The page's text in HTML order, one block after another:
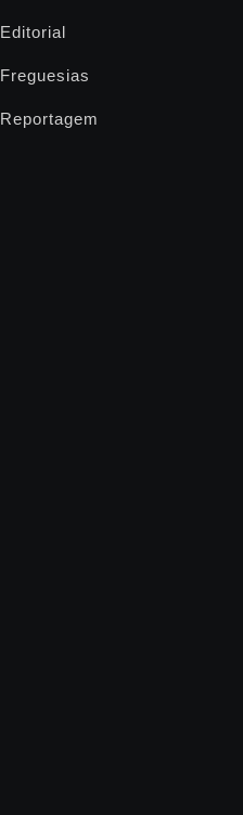
Editorial
Freguesias
Reportagem